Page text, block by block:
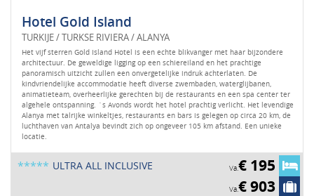
Hotel Gold Island
TURKIJE / TURKSE RIVIERA / ALANYA
Het vijf sterren Gold Island Hotel is een echte blikvanger met haar bijzondere
architectuur. De geweldige ligging op een schiereiland en het prachtige
panoramisch uitzicht zullen een onvergetelijke indruk achterlaten. De
kindvriendelijke accommodatie heeft diverse zwembaden, waterglijbanen,
animatieteam, overheerlijke gerechten bij de restaurants en een spa center ter
algehele ontspanning. `s Avonds wordt het hotel prachtig verlicht. Het levendige
Alanya met talrijke winkeltjes, restaurants en bars is gelegen op circa 20 km, de
luchthaven van Antalya bevindt zich op ongeveer 105 km afstand. Een unieke
locatie.
ULTRA ALL INCLUSIVE
***** Va.€ 195
Va.€ 903